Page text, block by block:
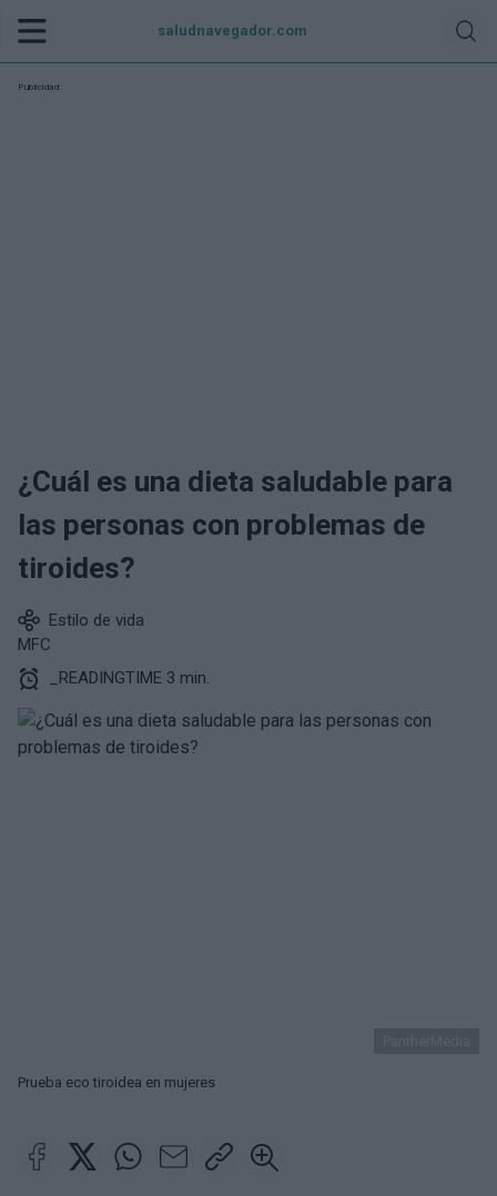
saludnavegador.com
Publicidad:
¿Cuál es una dieta saludable para
las personas con problemas de
tiroides?
Estilo de vida
MFC
_READINGTIME 3 min.
Prueba eco tiroidea en mujeres